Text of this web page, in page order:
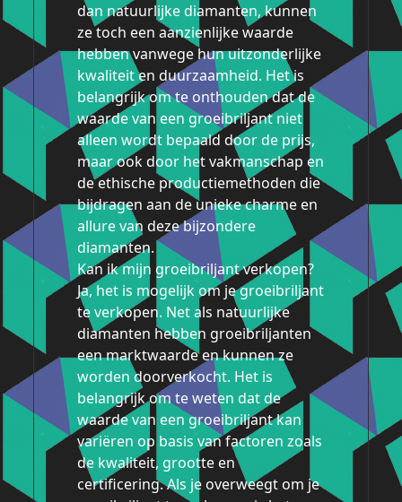
dan natuurlijke diamanten, kunnen
ze toch een aanzienlijke waarde
hebben vanwege hun uitzonderlijke
kwaliteit en duurzaamheid. Het is
belangrijk om te onthouden dat de
waarde van een groeibriljant niet
alleen wordt bepaald door de prijs,
maar ook door het vakmanschap en
de ethische productiemethoden die
bijdragen aan de unieke charme en
allure van deze bijzondere
diamanten.
Kan ik mijn groeibriljant verkopen?
Ja, het is mogelijk om je groeibriljant
te verkopen. Net als natuurlijke
diamanten hebben groeibriljanten
een marktwaarde en kunnen ze
worden doorverkocht. Het is
belangrijk om te weten dat de
waarde van een groeibriljant kan
variëren op basis van factoren zoals
de kwaliteit, grootte en
certificering. Als je overweegt om je